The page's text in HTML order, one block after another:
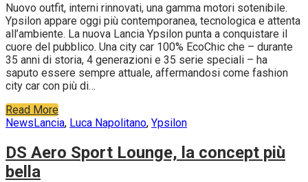
Nuovo outfit, interni rinnovati, una gamma motori sotenibile.
Ypsilon appare oggi più contemporanea, tecnologica e attenta
all’ambiente. La nuova Lancia Ypsilon punta a conquistare il
cuore del pubblico. Una city car 100% EcoChic che – durante
35 anni di storia, 4 generazioni e 35 serie speciali – ha
saputo essere sempre attuale, affermandosi come fashion
city car con più di…
Read More
NewsLancia, Luca Napolitano, Ypsilon
DS Aero Sport Lounge, la concept più
bella